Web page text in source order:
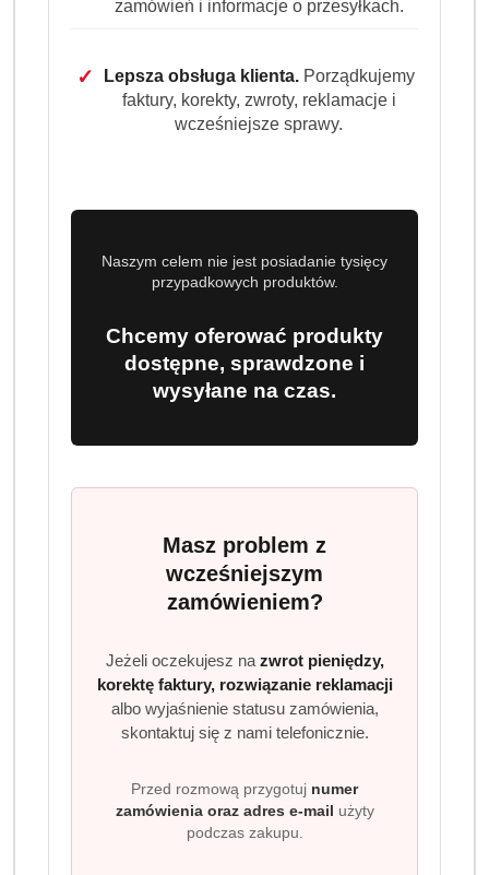
zamówień i informacje o przesyłkach.
✓ Lepsza obsługa klienta.Porządkujemy
faktury, korekty, zwroty, reklamacje i
wcześniejsze sprawy.
Naszym celem nie jest posiadanie tysięcy
przypadkowych produktów.
Chcemy oferować produkty
dostępne, sprawdzone i
wysyłane na czas.
Masz problem z
wcześniejszym
zamówieniem?
Jeżeli oczekujesz na zwrot pieniędzy,
korektę faktury, rozwiązanie reklamacji
albo wyjaśnienie statusu zamówienia,
skontaktuj się z nami telefonicznie.
Przed rozmową przygotuj numer
zamówienia oraz adres e-mail użyty
podczas zakupu.